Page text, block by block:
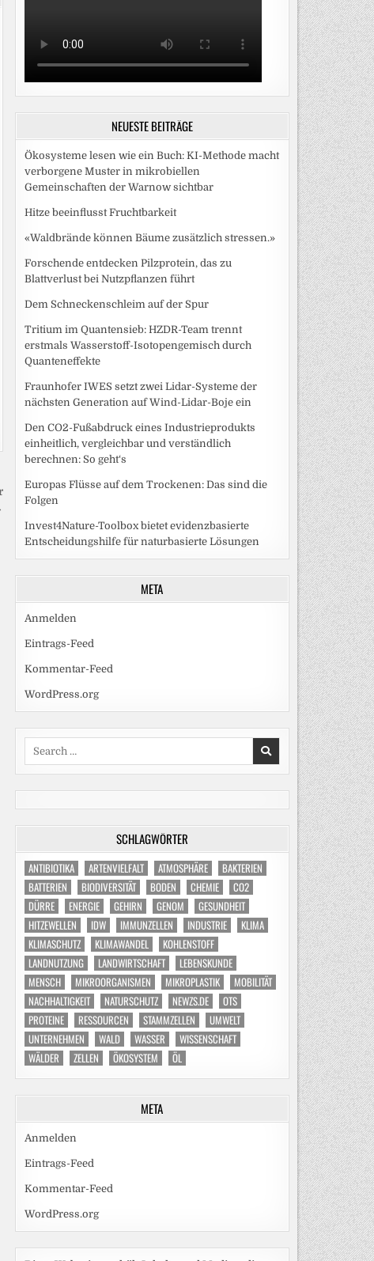
NEUESTE BEITRÄGE
Ökosysteme lesen wie ein Buch: KI-Methode macht
verborgene Muster in mikrobiellen
Gemeinschaften der Warnow sichtbar
Hitze beeinflusst Fruchtbarkeit
«Waldbrände können Bäume zusätzlich stressen.»
Forschende entdecken Pilzprotein, das zu
Blattverlust bei Nutzpflanzen führt
Dem Schneckenschleim auf der Spur
Tritium im Quantensieb: HZDR-Team trennt
erstmals Wasserstoff-Isotopengemisch durch
Quanteneffekte
Fraunhofer IWES setzt zwei Lidar-Systeme der
nächsten Generation auf Wind-Lidar-Boje ein
Den CO2-Fußabdruck eines Industrieprodukts
einheitlich, vergleichbar und verständlich
berechnen: So geht‘s
Europas Flüsse auf dem Trockenen: Das sind die
Folgen
Invest4Nature-Toolbox bietet evidenzbasierte
Entscheidungshilfe für naturbasierte Lösungen
META
Anmelden
Eintrags-Feed
Kommentar-Feed
WordPress.org
SCHLAGWÖRTER
ANTIBIOTIKA ARTENVIELFALT ATMOSPHÄRE
BAKTERIEN
BATTERIEN
BIODIVERSITÄT BODEN CHEMIE
CO2
DÜRRE
ENERGIE GEHIRN GENOM
GESUNDHEIT
HITZEWELLEN
IDW IMMUNZELLEN INDUSTRIE
KLIMA
KLIMASCHUTZ
KLIMAWANDEL
KOHLENSTOFF
LANDNUTZUNG
LANDWIRTSCHAFT
LEBENSKUNDE
MENSCH
MIKROORGANISMEN MIKROPLASTIK
MOBILITÄT
NACHHALTIGKEIT
NATURSCHUTZ NEWZS.DE
OTS
PROTEINE
RESSOURCEN STAMMZELLEN
UMWELT
UNTERNEHMEN
WALD WASSER
WISSENSCHAFT
WÄLDER
ZELLEN ÖKOSYSTEM ÖL
META
Anmelden
Eintrags-Feed
Kommentar-Feed
WordPress.org